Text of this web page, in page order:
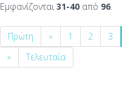
Εμφανίζονται 31-40 από 96.
Πρώτη « 1 2 3
»
Τελευταία